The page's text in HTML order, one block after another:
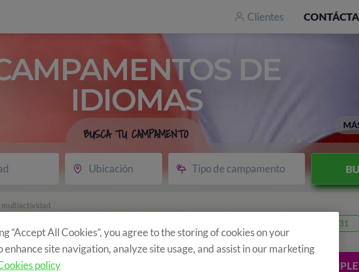
Clientes
DE
IDIOMAS
BUSCA TU CAMPAMENTO
Ubicación Tipo de campamento
multiactividad
+ multiactividad Código 26T31
“Accept All Cookies”, you agree to the storing of cookies on your
enhance site navigation, analyze site usage, and assist in our marketing
policy